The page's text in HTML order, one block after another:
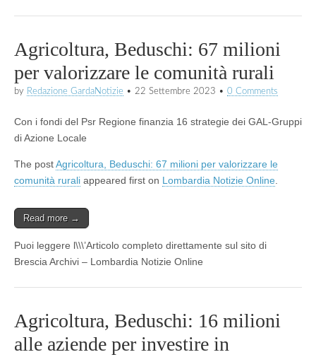
Agricoltura, Beduschi: 67 milioni
per valorizzare le comunità rurali
by Redazione GardaNotizie • 22 Settembre 2023 • 0 Comments
Con i fondi del Psr Regione finanzia 16 strategie dei GAL-Gruppi
di Azione Locale
The postAgricoltura, Beduschi: 67 milioni per valorizzare le
comunità rurali appeared first on Lombardia Notizie Online
Read more →
Puoi leggere l\\\’Articolo completo direttamente sul sito di
Brescia Archivi – Lombardia Notizie Online
Agricoltura, Beduschi: 16 milioni
alle aziende per investire in